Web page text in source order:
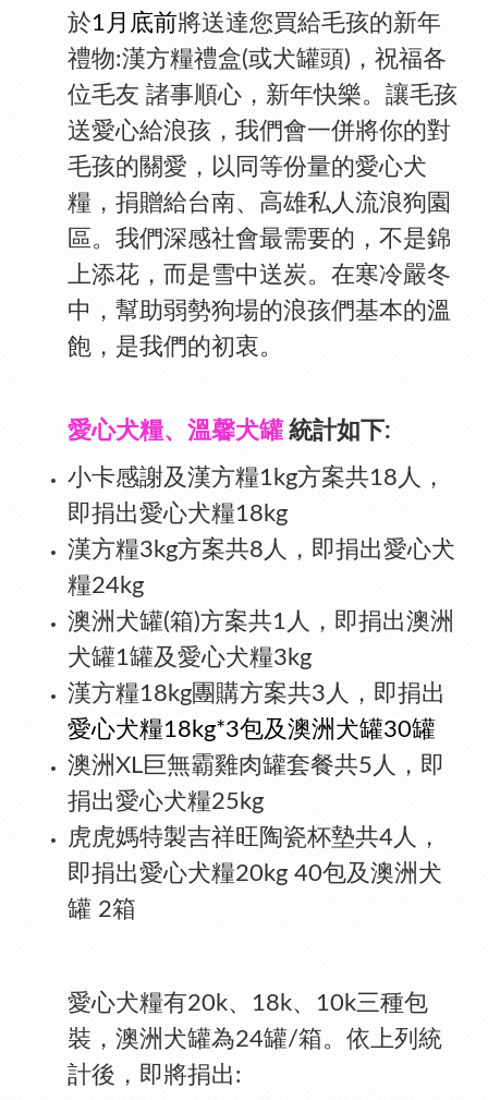
於1月底前將送達您買給毛孩的新年
禮物:漢方糧禮盒(或犬罐頭)，祝福各
位毛友 諸事順心，新年快樂。 讓毛孩
送愛心給浪孩，我們會一併將你的對
毛孩的關愛，以同等份量的愛心犬
糧，捐贈給台南、高雄私人流浪狗園
區。 我們深感社會最需要的，不是錦
上添花，而是雪中送炭。在寒冷嚴冬
中，幫助弱勢狗場的浪孩們基本的溫
飽，是我們的初衷。
愛心犬糧、溫馨犬罐統計如下:
小卡感謝及漢方糧1kg方案共18人，
即捐出愛心犬糧18kg
漢方糧3kg方案共8人，即捐出愛心犬
糧24kg
澳洲犬罐(箱)方案共1人，即捐出澳洲
犬罐1罐及愛心犬糧3kg
漢方糧18kg團購方案共3人，即捐出
愛心犬糧18kg*3包及澳洲犬罐30罐
澳洲XL巨無霸雞肉罐套餐共5人，即
捐出愛心犬糧25kg
虎虎媽特製吉祥旺陶瓷杯墊共4人，
即捐出愛心犬糧20kg 40包及澳洲犬
罐 2箱
愛心犬糧有20k、18k、10k三種包
裝，澳洲犬罐為24罐/箱。依上列統
計後，即將捐出: